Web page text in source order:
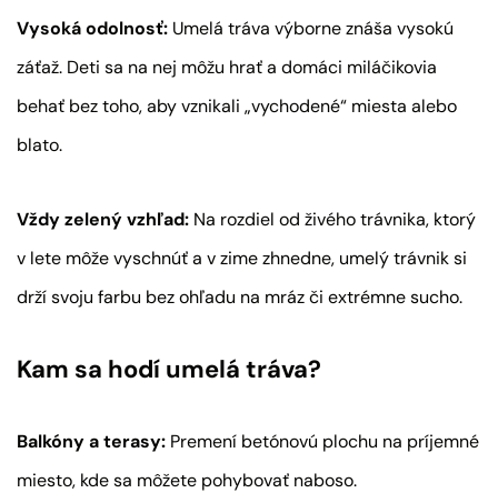
Vysoká odolnosť: Umelá tráva výborne znáša vysokú
záťaž. Deti sa na nej môžu hrať a domáci miláčikovia
behať bez toho, aby vznikali „vychodené“ miesta alebo
blato.
Vždy zelený vzhľad: Na rozdiel od živého trávnika, ktorý
v lete môže vyschnúť a v zime zhnedne, umelý trávnik si
drží svoju farbu bez ohľadu na mráz či extrémne sucho.
Kam sa hodí umelá tráva?
Balkóny a terasy: Premení betónovú plochu na príjemné
miesto, kde sa môžete pohybovať naboso.